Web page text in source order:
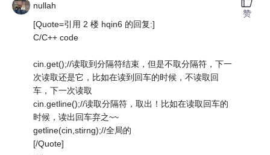
nullah
[Quote=引用 2 楼 hqin6 的回复:]
C/C++ code
cin.get();//读取到分隔符结束，但是不取分隔符，下一
次读取还是它，比如在读到回车的时候，不读取回
车，下一次读取
cin.getline();//读取分隔符，取出！比如在读取回车的
时候，读出回车弃之~~
getline(cin,stirng);//全局的
[/Quote]
赞